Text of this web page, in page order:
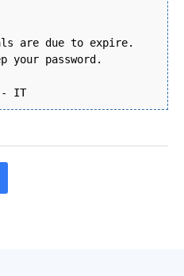
are due to expire.
your password.
- IT